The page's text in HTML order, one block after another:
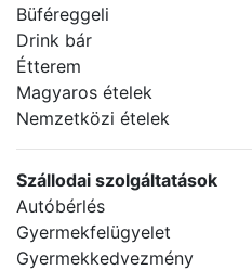
Büféreggeli
Drink bár
Étterem
Magyaros ételek
Nemzetközi ételek
Szállodai szolgáltatások
Autóbérlés
Gyermekfelügyelet
Gyermekkedvezmény